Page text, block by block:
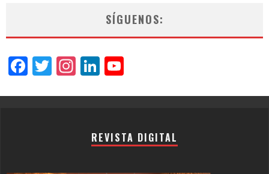
SÍGUENOS:
Facebook
Twitter
Instagram
LinkedIn
REVISTA DIGITAL